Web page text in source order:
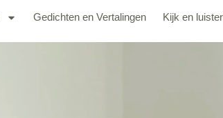
Gedichten en Vertalingen Kijk en luister